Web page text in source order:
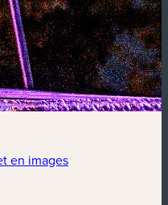
en images